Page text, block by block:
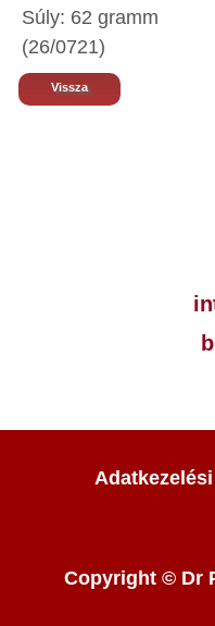
Súly: 62 gramm
(26/0721)
Vissza
Copyright © Dr